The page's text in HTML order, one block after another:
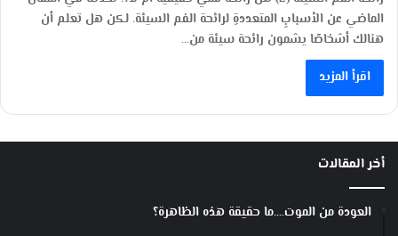
الماضي عن الأسبابِ المتعددةِ لرائحة الفم السيئة. لكن هل تعلم أن
هنالك أشخاصًا يشمون رائحة سيئة من…
اقرأ المزيد
أخر المقالات
العودة من الموت….ما حقيقة هذه الظاهرة؟